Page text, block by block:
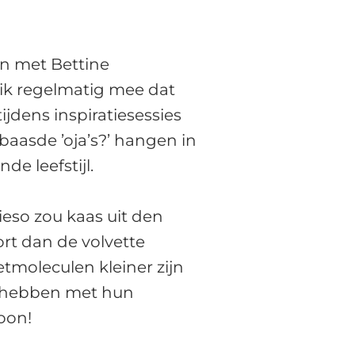
met Bettine
regelmatig mee dat
inspiratiesessies
’oja’s?’ hangen in
leefstijl.
zou kaas uit den
dan de volvette
kleiner zijn
met hun